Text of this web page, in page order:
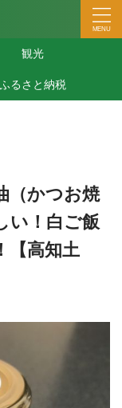
観光
ふるさと納税
（かつお焼
い！白ご飯
【高知土